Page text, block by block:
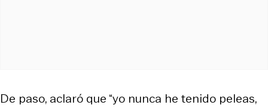
De paso, aclaró que “yo nunca he tenido peleas,